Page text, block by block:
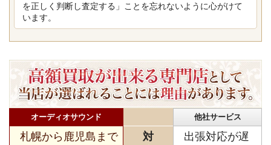
を正しく判断し査定する」ことを忘れないように心がけて
います。
オーディオサウンド 他社サービス
札幌から鹿児島まで
対
出張対応が遅